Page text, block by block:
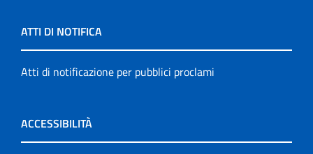
ATTI DI NOTIFICA
Atti di notificazione per pubblici proclami
ACCESSIBILITÀ